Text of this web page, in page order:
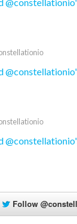
Follow